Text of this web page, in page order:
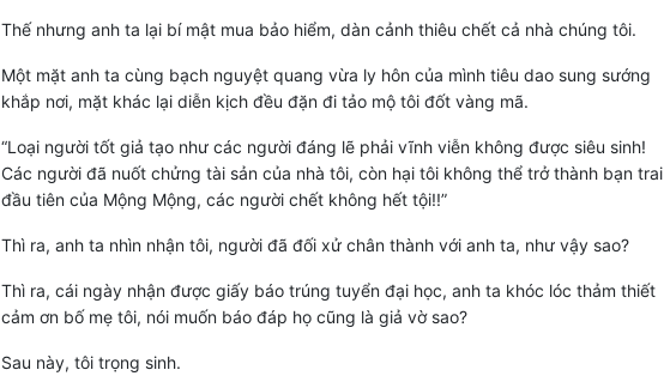
Thế nhưng anh ta lại bí mật mua bảo hiểm, dàn cảnh thiêu chết cả nhà chúng tôi.
Một mặt anh ta cùng bạch nguyệt quang vừa ly hôn của mình tiêu dao sung sướng
khắp nơi, mặt khác lại diễn kịch đều đặn đi tảo mộ tôi đốt vàng mã.
“Loại người tốt giả tạo như các người đáng lẽ phải vĩnh viễn không được siêu sinh!
Các người đã nuốt chửng tài sản của nhà tôi, còn hại tôi không thể trở thành bạn trai
đầu tiên của Mộng Mộng, các người chết không hết tội!!”
Thì ra, anh ta nhìn nhận tôi, người đã đối xử chân thành với anh ta, như vậy sao?
Thì ra, cái ngày nhận được giấy báo trúng tuyển đại học, anh ta khóc lóc thảm thiết
cảm ơn bố mẹ tôi, nói muốn báo đáp họ cũng là giả vờ sao?
Sau này, tôi trọng sinh.